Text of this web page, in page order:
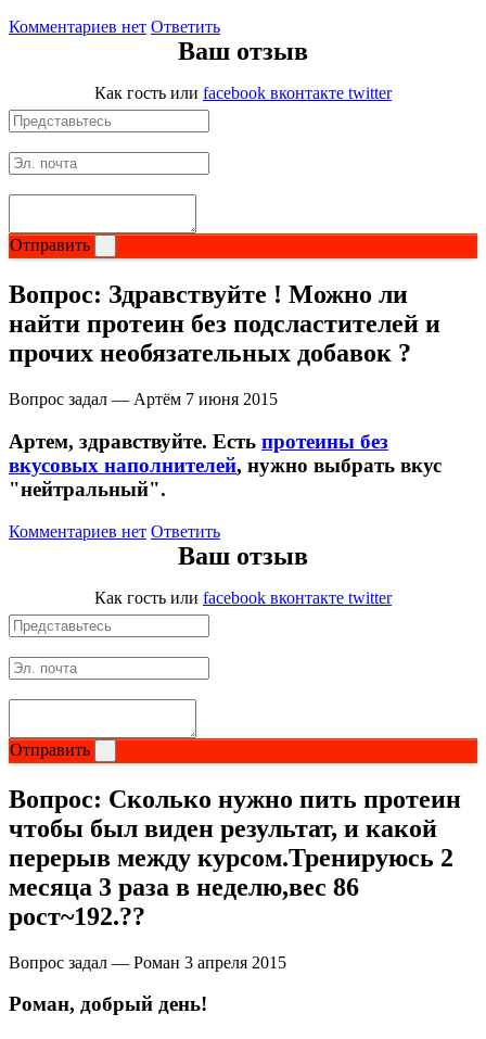
Комментариев нет Ответить
Ваш отзыв
Как гость или facebook вконтакте twitter
Отправить
Вопрос: Здравствуйте ! Можно ли
найти протеин без подсластителей и
прочих необязательных добавок ?
Вопрос задал — Артём 7 июня 2015
Артем, здравствуйте. Есть протеины без
вкусовых наполнителей, нужно выбрать вкус
"нейтральный".
Комментариев нет Ответить
Ваш отзыв
Как гость или facebook вконтакте twitter
Отправить
Вопрос: Сколько нужно пить протеин
чтобы был виден результат, и какой
перерыв между курсом.Тренируюсь 2
месяца 3 раза в неделю,вес 86
рост~192.??
Вопрос задал — Роман 3 апреля 2015
Роман, добрый день!